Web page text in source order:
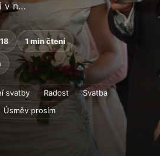
v n…
1 min čtení
svatby Radost
Svatba
Úsměv prosím